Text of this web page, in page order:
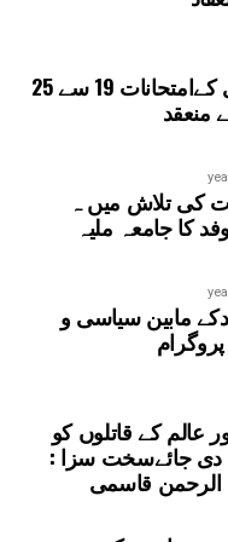
مبارکباد دیتے ہوئے
ہے اور موجودہ
دین کے لیے انتہائی
ترقی پراپنی دلی
اختتام مہمانِ خصوصی
کی رقت آمیز اور
کی ترقی، امن و
ترقیاں مانگی گئیں۔
فوقانیہ اور مولوی کےامتحانات 19 سے 25
منعقد
کی تلاش میں ہ
کا جامعہ ملیہ
مابین سیاسی و
کے قاتلوں کو
دی جائےسخت سزا :
قاسمی